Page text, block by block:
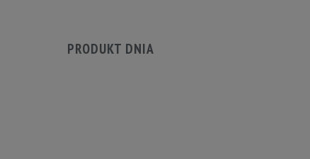
PRODUKT DNIA